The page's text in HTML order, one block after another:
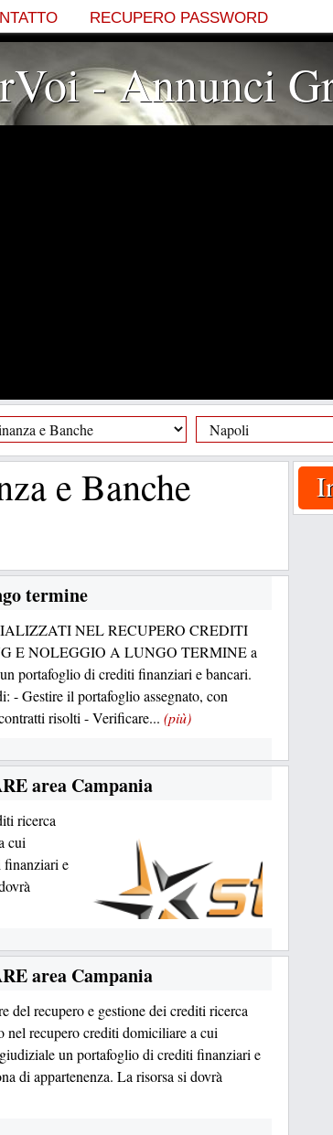
RECUPERO PASSWORD
- Annunci
e Banche
termine
NEL RECUPERO CREDITI
E NOLEGGIO A LUNGO TERMINE a
portafoglio di crediti finanziari e bancari.
- Gestire il portafoglio assegnato, con
risolti - Verificare... (più)
area Campania
ricerca
cui
finanziari e
area Campania
del recupero e gestione dei crediti ricerca
nel recupero crediti domiciliare a cui
un portafoglio di crediti finanziari e
di appartenenza. La risorsa si dovrà